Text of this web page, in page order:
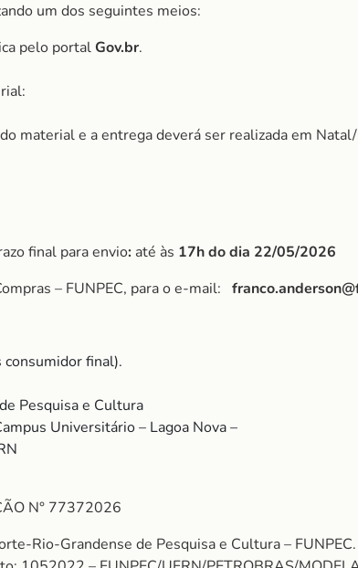
um dos seguintes meios:
pelo portalGov.br.
material e a entrega deverá ser realizada em
final para envio: até às 17h do dia 22/05/2026
– FUNPEC, para o e-mail:
consumidor final).
Pesquisa e Cultura
Universitário – Lagoa Nova –
N° 77372026
Rio-Grandense de Pesquisa e Cultura –